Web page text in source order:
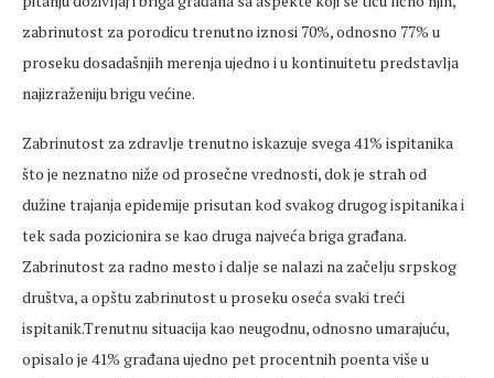
zabrinutost za porodicu trenutno iznosi 70%, odnosno 77% u
proseku dosadašnjih merenja ujedno i u kontinuitetu predstavlja
najizraženiju brigu većine.
Zabrinutost za zdravlje trenutno iskazuje svega 41% ispitanika
što je neznatno niže od prosečne vrednosti, dok je strah od
dužine trajanja epidemije prisutan kod svakog drugog ispitanika i
tek sada pozicionira se kao druga najveća briga građana.
Zabrinutost za radno mesto i dalje se nalazi na začelju srpskog
društva, a opštu zabrinutost u proseku oseća svaki treći
ispitanik.Trenutnu situacija kao neugodnu, odnosno umarajuću,
opisalo je 41% građana ujedno pet procentnih poenta više u